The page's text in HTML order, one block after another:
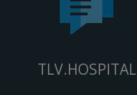
TLV.HOSPITAL